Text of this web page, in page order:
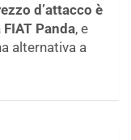
d’attacco è
Panda, e
alternativa a